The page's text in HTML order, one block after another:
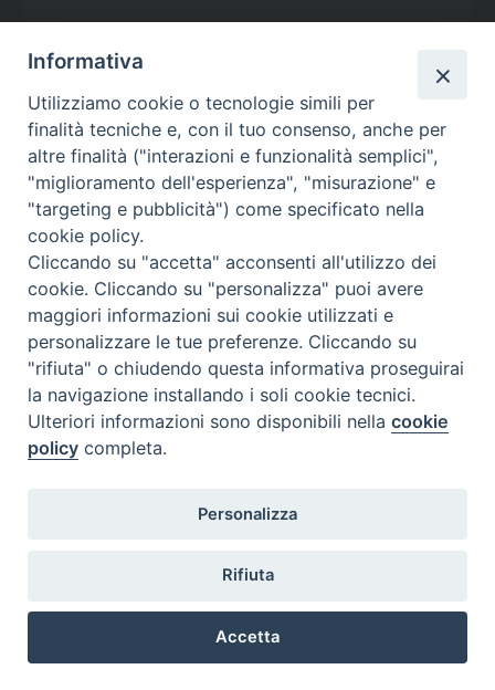
Calendario Appuntamenti
<< Ago 2026 >>
l m m g v s
d
27
28
3
4 5 6 7 8
9
10
11 12 13 14 15
17
18 19 21
24 25 26 27 28 29 30
31 1
diaconato@seminario.milano.it
Informativa
Utilizziamo cookie o tecnologie simili per
finalità tecniche e, con il tuo consenso, anche per
altre finalità ("interazioni e funzionalità semplici",
"miglioramento dell'esperienza", "misurazione" e
"targeting e pubblicità") come specificato nella
cookie policy.
Cliccando su "accetta" acconsenti all'utilizzo dei
cookie. Cliccando su "personalizza" puoi avere
maggiori informazioni sui cookie utilizzati e
personalizzare le tue preferenze. Cliccando su
"rifiuta" o chiudendo questa informativa proseguirai
la navigazione installando i soli cookie tecnici.
Ulteriori informazioni sono disponibili nellacookie
policy completa.
Personalizza
Rifiuta
Accetta